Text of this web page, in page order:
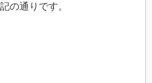
の通りです。